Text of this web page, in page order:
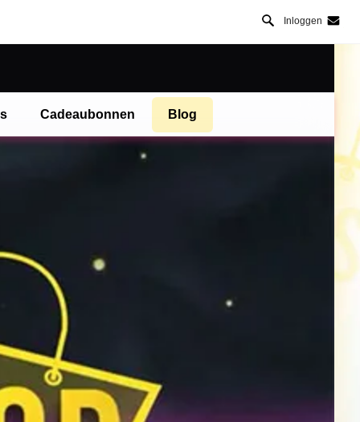
Inloggen
Cadeaubonnen Blog